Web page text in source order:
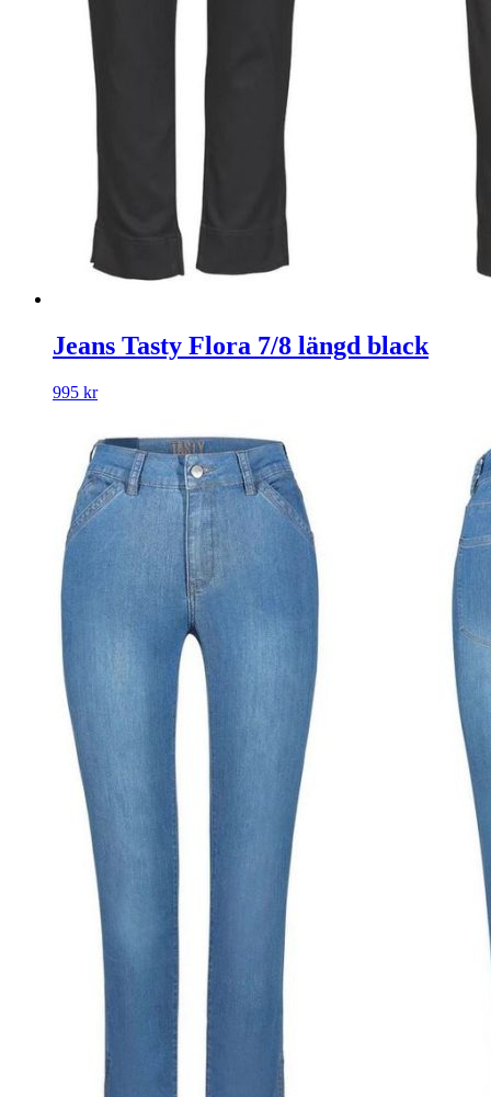
Jeans Tasty Flora 7/8 längd black
995 kr